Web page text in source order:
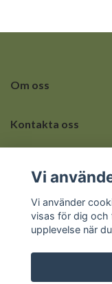
Om oss
Kontakta oss
Sociala medier
Vi
Vi använder
visas för dig och
upplevelse när